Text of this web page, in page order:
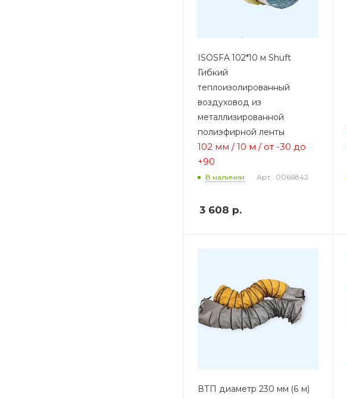
ISOSFA 102*10 м Shuft
Гибкий
теплоизолированный
воздуховод из
металлизированной
полиэфирной ленты
102 мм / 10 м / от -30 до
+90
В наличии Арт.: 0066842
3 608 р.
ВТП диаметр 230 мм (6 м)